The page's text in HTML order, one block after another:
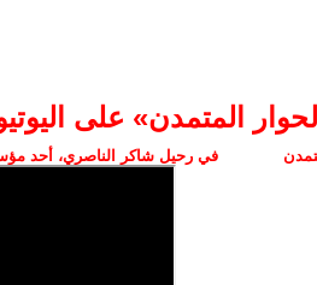
المتمدن» على
في رحيل شاكر الناصري، أحد